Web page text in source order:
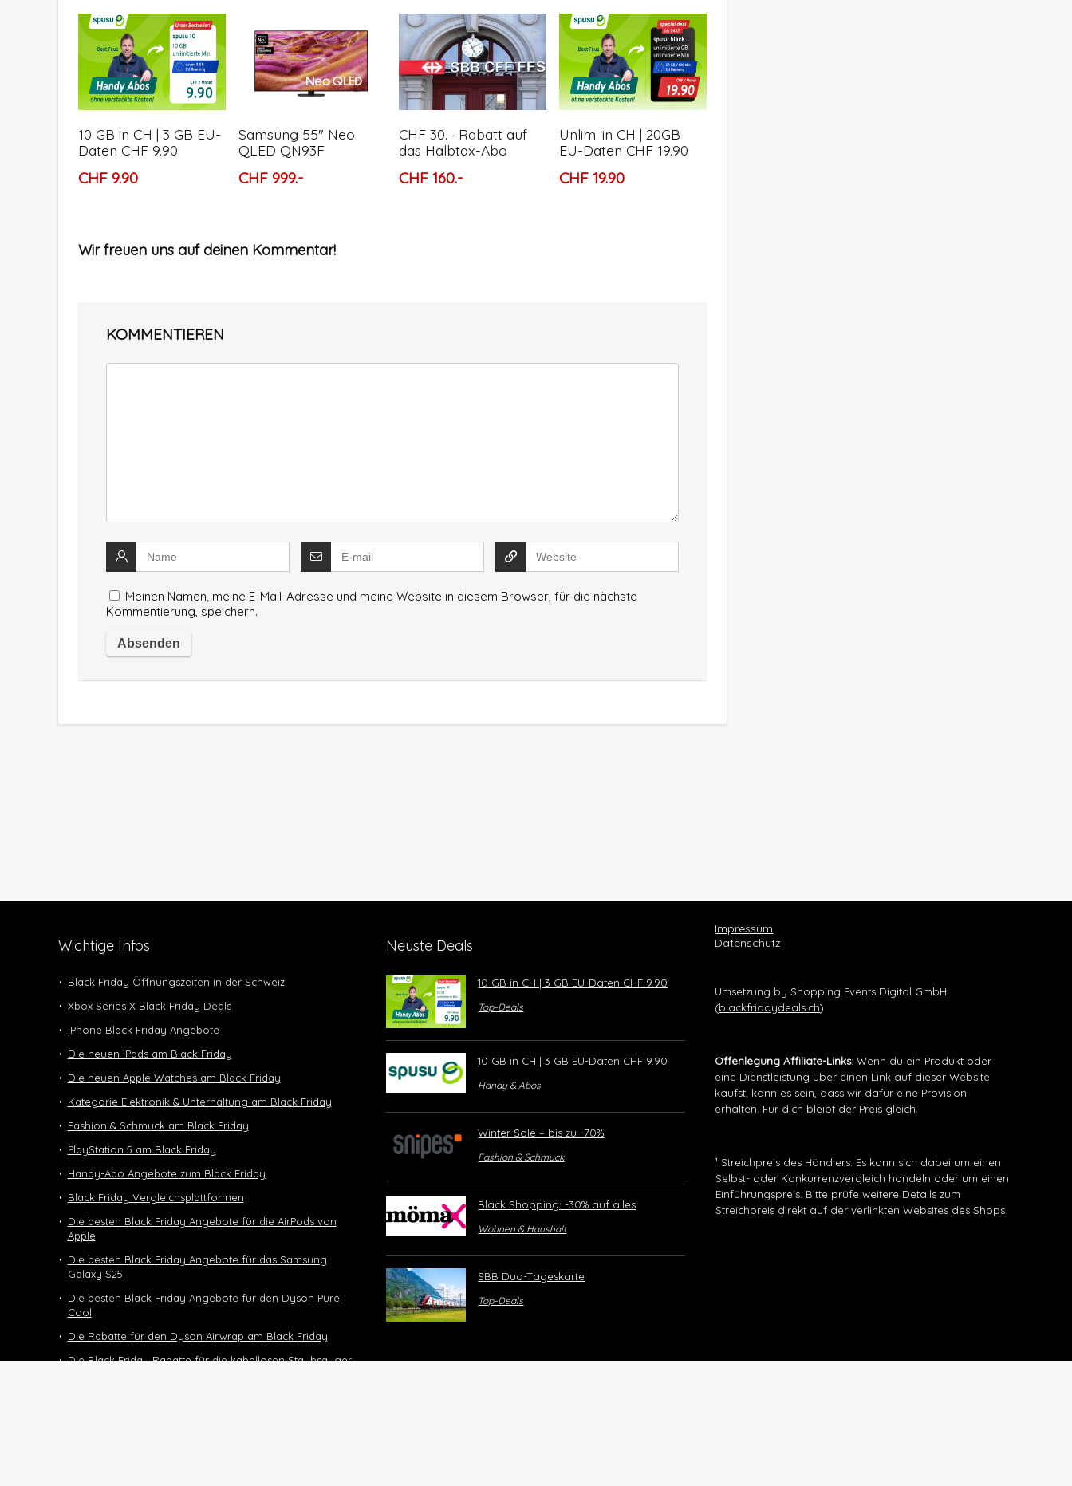
10 GB in CH | 3 GB EU-
Daten CHF 9.90
CHF 9.90
Samsung 55″ Neo
QLED QN93F
CHF 999.-
CHF 30.– Rabatt auf
das Halbtax-Abo
CHF 160.-
Unlim. in CH | 20GB
EU-Daten CHF 19.90
CHF 19.90
Wir freuen uns auf deinen Kommentar!
KOMMENTIEREN
Meinen Namen, meine E-Mail-Adresse und meine Website in diesem Browser, für die nächste
Kommentierung, speichern.
Wichtige Infos
Black Friday Öffnungszeiten in der Schweiz
Xbox Series X Black Friday Deals
iPhone Black Friday Angebote
Die neuen iPads am Black Friday
Die neuen Apple Watches am Black Friday
Kategorie Elektronik & Unterhaltung am Black Friday
Fashion & Schmuck am Black Friday
PlayStation 5 am Black Friday
Handy-Abo Angebote zum Black Friday
Black Friday Vergleichsplattformen
Die besten Black Friday Angebote für die AirPods von
Apple
Die besten Black Friday Angebote für das Samsung
Galaxy S25
Die besten Black Friday Angebote für den Dyson Pure
Cool
Die Rabatte für den Dyson Airwrap am Black Friday
Die Black Friday Rabatte für die kabellosen Staubsauger
Neuste Deals
10 GB in CH | 3 GB EU-Daten CHF 9.90
Top-Deals
10 GB in CH | 3 GB EU-Daten CHF 9.90
Handy & Abos
Winter Sale – bis zu -70%
Fashion & Schmuck
Black Shopping: -30% auf alles
Wohnen & Haushalt
SBB Duo-Tageskarte
Top-Deals
Impressum
Datenschutz
Umsetzung by Shopping Events Digital GmbH
(blackfridaydeals.ch)
Offenlegung Affiliate-Links: Wenn du ein Produkt oder
eine Dienstleistung über einen Link auf dieser Website
kaufst, kann es sein, dass wir dafür eine Provision
erhalten. Für dich bleibt der Preis gleich.
¹ Streichpreis des Händlers. Es kann sich dabei um einen
Selbst- oder Konkurrenzvergleich handeln oder um einen
Einführungspreis. Bitte prüfe weitere Details zum
Streichpreis direkt auf der verlinkten Websites des Shops.